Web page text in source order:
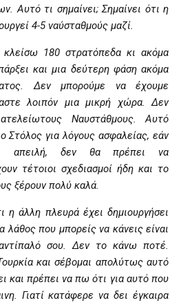
Αυτό τι σημαίνει; Σημαίνει ότι η
4-5 ναύσταθμούς μαζί.
180 στρατόπεδα κι ακόμα
και μια δεύτερη φάση ακόμα
Δεν μπορούμε να έχουμε
λοιπόν μια μικρή χώρα. Δεν
Ναυστάθμους. Αυτό
Στόλος για λόγους ασφαλείας, εάν
απειλή, δεν θα πρέπει να
τέτοιοι σχεδιασμοί ήδη και το
ξέρουν πολύ καλά.
η άλλη πλευρά έχει δημιουργήσει
λάθος που μπορείς να κάνεις είναι
σου. Δεν το κάνω ποτέ.
και σέβομαι απολύτως αυτό
και πρέπει να πω ότι για αυτό που
Γιατί κατάφερε να δει έγκαιρα